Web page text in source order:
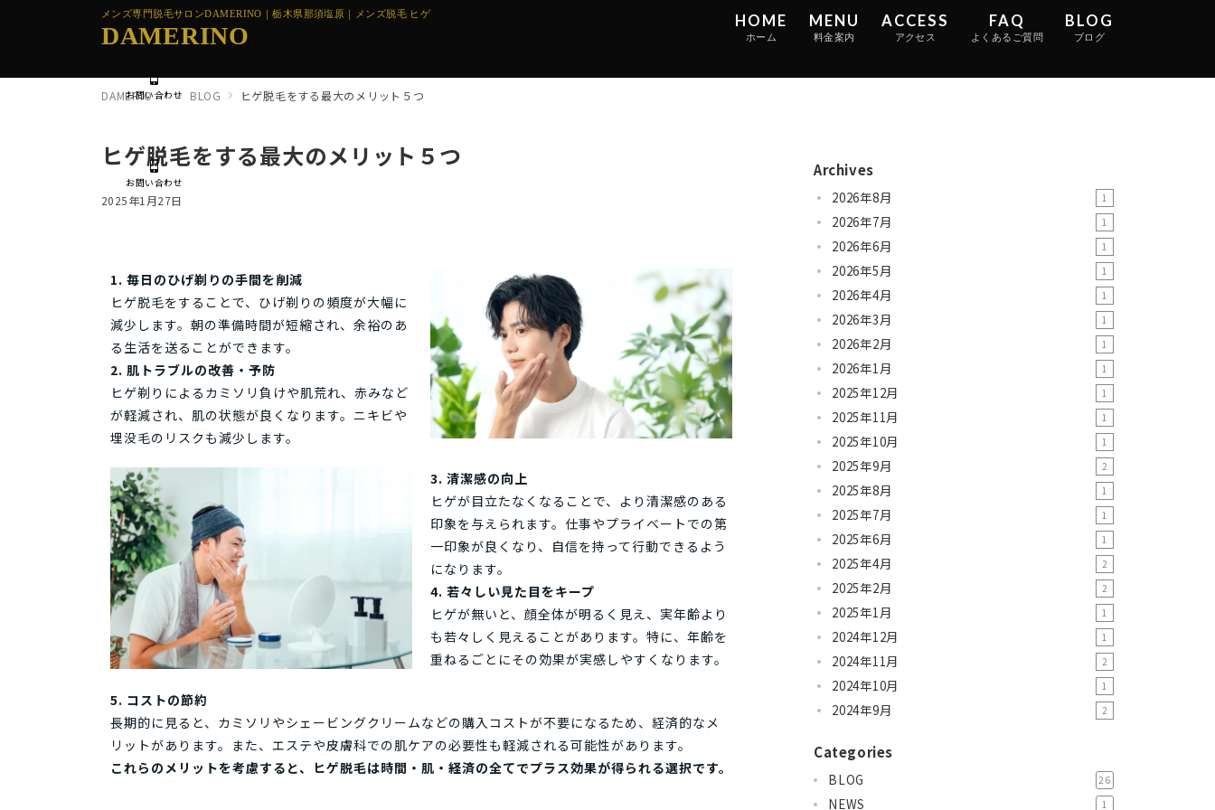
メンズ専門脱毛サロンDAMERINO｜栃木県那須塩原｜メンズ脱毛 ヒゲ
DAMERINO
お問い合わせ
HOME
ホーム
MENU
料金案内
ACCESS
アクセス
FAQ
よくあるご質問
BLOG
ブログ
お問い合わせ
DAMERIO BLOG ヒゲ脱毛をする最大のメリット５つ
ヒゲ脱毛をする最大のメリット５つ
2025年1月27日
1. 毎日のひげ剃りの手間を削減
ヒゲ脱毛をすることで、ひげ剃りの頻度が大幅に
減少します。朝の準備時間が短縮され、余裕のあ
る生活を送ることができます。
2. 肌トラブルの改善・予防
ヒゲ剃りによるカミソリ負けや肌荒れ、赤みなど
が軽減され、肌の状態が良くなります。ニキビや
埋没毛のリスクも減少します。
3. 清潔感の向上
ヒゲが目立たなくなることで、より清潔感のある
印象を与えられます。仕事やプライベートでの第
一印象が良くなり、自信を持って行動できるよう
になります。
4. 若々しい見た目をキープ
ヒゲが無いと、顔全体が明るく見え、実年齢より
も若々しく見えることがあります。特に、年齢を
重ねるごとにその効果が実感しやすくなります。
5. コストの節約
長期的に見ると、カミソリやシェービングクリームなどの購入コストが不要になるため、経済的なメ
リットがあります。また、エステや皮膚科での肌ケアの必要性も軽減される可能性があります。
これらのメリットを考慮すると、ヒゲ脱毛は時間・肌・経済の全てでプラス効果が得られる選択です。
Archives
2026年8月 1
2026年7月 1
2026年6月 1
2026年5月 1
2026年4月 1
2026年3月 1
2026年2月 1
2026年1月 1
2025年12月 1
2025年11月 1
2025年10月 1
2025年9月 2
2025年8月 1
2025年7月 1
2025年6月 1
2025年4月 2
2025年2月 2
2025年1月 1
2024年12月 1
2024年11月 2
2024年10月 1
2024年9月 2
Categories
BLOG 26
NEWS 1